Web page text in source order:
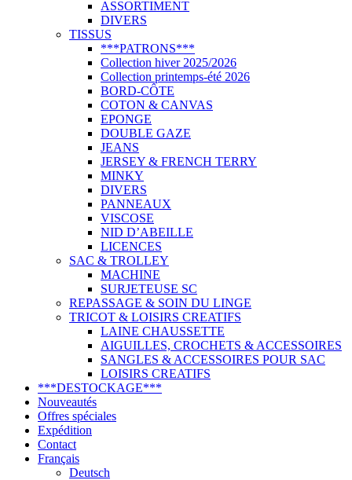
ASSORTIMENT
DIVERS
TISSUS
***PATRONS***
Collection hiver 2025/2026
Collection printemps-été 2026
BORD-CÔTE
COTON & CANVAS
EPONGE
DOUBLE GAZE
JEANS
JERSEY & FRENCH TERRY
MINKY
DIVERS
PANNEAUX
VISCOSE
NID D’ABEILLE
LICENCES
SAC & TROLLEY
MACHINE
SURJETEUSE SC
REPASSAGE & SOIN DU LINGE
TRICOT & LOISIRS CREATIFS
LAINE CHAUSSETTE
AIGUILLES, CROCHETS & ACCESSOIRES
SANGLES & ACCESSOIRES POUR SAC
LOISIRS CREATIFS
***DESTOCKAGE***
Nouveautés
Offres spéciales
Expédition
Contact
Français
Deutsch